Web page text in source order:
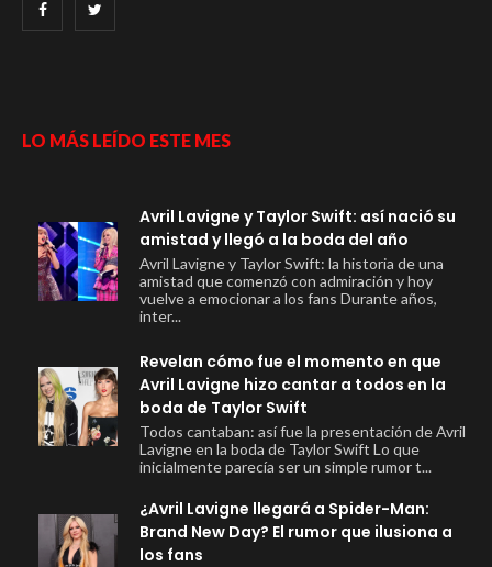
LO MÁS LEÍDO ESTE MES
Avril Lavigne y Taylor Swift: así nació su
amistad y llegó a la boda del año
Avril Lavigne y Taylor Swift: la historia de una
amistad que comenzó con admiración y hoy
vuelve a emocionar a los fans Durante años,
inter...
Revelan cómo fue el momento en que
Avril Lavigne hizo cantar a todos en la
boda de Taylor Swift
Todos cantaban: así fue la presentación de Avril
Lavigne en la boda de Taylor Swift Lo que
inicialmente parecía ser un simple rumor t...
¿Avril Lavigne llegará a Spider-Man:
Brand New Day? El rumor que ilusiona a
los fans